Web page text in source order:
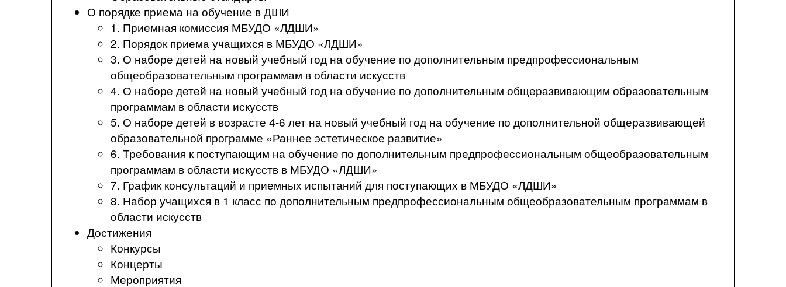
О порядке приема на обучение в ДШИ
1. Приемная комиссия МБУДО «ЛДШИ»
2. Порядок приема учащихся в МБУДО «ЛДШИ»
3. О наборе детей на новый учебный год на обучение по дополнительным предпрофессиональным
общеобразовательным программам в области искусств
4. О наборе детей на новый учебный год на обучение по дополнительным общеразвивающим образовательным
программам в области искусств
5. О наборе детей в возрасте 4-6 лет на новый учебный год на обучение по дополнительной общеразвивающей
образовательной программе «Раннее эстетическое развитие»
6. Требования к поступающим на обучение по дополнительным предпрофессиональным общеобразовательным
программам в области искусств в МБУДО «ЛДШИ»
7. График консультаций и приемных испытаний для поступающих в МБУДО «ЛДШИ»
8. Набор учащихся в 1 класс по дополнительным предпрофессиональным общеобразовательным программам в
области искусств
Достижения
Конкурсы
Концерты
Мероприятия